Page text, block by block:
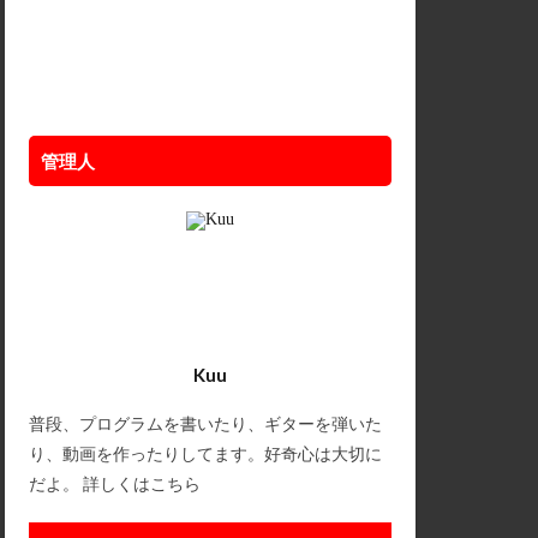
管理人
Kuu
普段、プログラムを書いたり、ギターを弾いた
り、動画を作ったりしてます。好奇心は大切に
だよ。 詳しくはこちら